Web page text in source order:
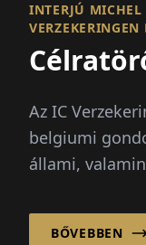
INTERJÚ
Az IC
belgiumi
állami,
BŐVEBBEN